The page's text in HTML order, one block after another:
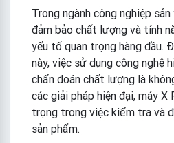
Trong ngành công nghiệp
đảm bảo chất lượng và tính
yếu tố quan trọng hàng đầu.
này, việc sử dụng công nghệ
chẩn đoán chất lượng là
các giải pháp hiện đại, máy X
trọng trong việc kiểm tra và
sản phẩm.